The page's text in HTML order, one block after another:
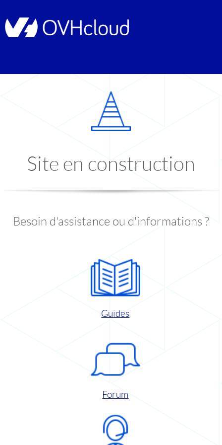
Site en construction
Besoin d'assistance ou d'informations ?
Guides
Forum